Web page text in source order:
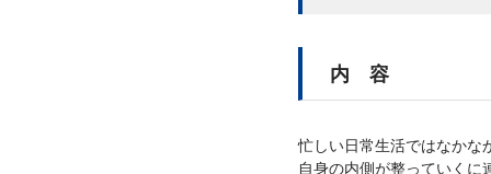
内 容
忙しい日常生活ではなかな
自身の内側が整っていく